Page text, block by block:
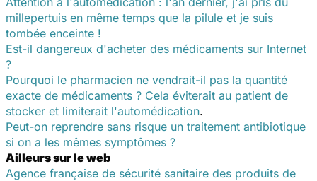
millepertuis en même temps que la pilule et je suis
tombée enceinte !
Est-il dangereux d'acheter des médicaments sur Internet
?
Pourquoi le pharmacien ne vendrait-il pas la quantité
exacte de médicaments ? Cela éviterait au patient de
stocker et limiterait l'automédication.
Peut-on reprendre sans risque un traitement antibiotique
si on a les mêmes symptômes ?
Ailleurs sur le web
Agence française de sécurité sanitaire des produits de